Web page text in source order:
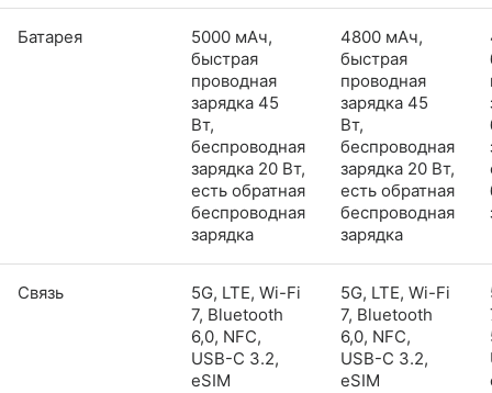
Батарея
5000 мАч,
быстрая
проводная
зарядка 45
Вт,
беспроводная
зарядка 20 Вт,
есть обратная
беспроводная
зарядка
4800 мАч,
быстрая
проводная
зарядка 45
Вт,
беспроводная
зарядка 20 Вт,
есть обратная
беспроводная
зарядка
Связь
5G, LTE, Wi-Fi
7, Bluetooth
6,0, NFC,
USB-C 3.2,
eSIM
5G, LTE, Wi-Fi
7, Bluetooth
6,0, NFC,
USB-C 3.2,
eSIM